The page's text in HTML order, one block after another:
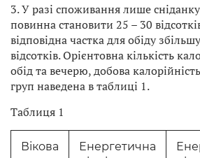
3. У разі споживання лише
повинна становити 25 – 30
відповідна частка для обіду
відсотків. Орієнтовна кількість
обід та вечерю, добова
груп наведена в таблиці 1.
Таблиця 1
Вікова
Енергетична